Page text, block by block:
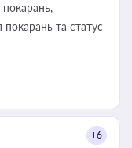
покарань та статус
+6